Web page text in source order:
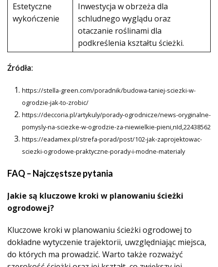
Estetyczne
wykończenie
Inwestycja w obrzeża dla
schludnego wyglądu oraz
otaczanie roślinami dla
podkreślenia kształtu ścieżki.
Źródła:
https://stella-green.com/poradnik/budowa-taniej-sciezki-w-
ogrodzie-jak-to-zrobic/
https://deccoria.pl/artykuly/porady-ogrodnicze/news-oryginalne-
pomysly-na-sciezke-w-ogrodzie-za-niewielkie-pieni,nId,22438562
https://eadamex.pl/strefa-porad/post/102-jak-zaprojektowac-
sciezki-ogrodowe-praktyczne-porady-i-modne-materialy
FAQ – Najczęstsze pytania
Jakie są kluczowe kroki w planowaniu ścieżki
ogrodowej?
Kluczowe kroki w planowaniu ścieżki ogrodowej to
dokładne wytyczenie trajektorii, uwzględniając miejsca,
do których ma prowadzić. Warto także rozważyć